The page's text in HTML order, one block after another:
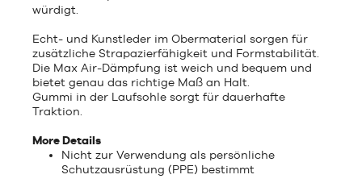
würdigt.
Echt- und Kunstleder im Obermaterial sorgen für
zusätzliche Strapazierfähigkeit und Formstabilität.
Die Max Air-Dämpfung ist weich und bequem und
bietet genau das richtige Maß an Halt.
Gummi in der Laufsohle sorgt für dauerhafte
Traktion.
More Details
Nicht zur Verwendung als persönliche
Schutzausrüstung (PPE) bestimmt